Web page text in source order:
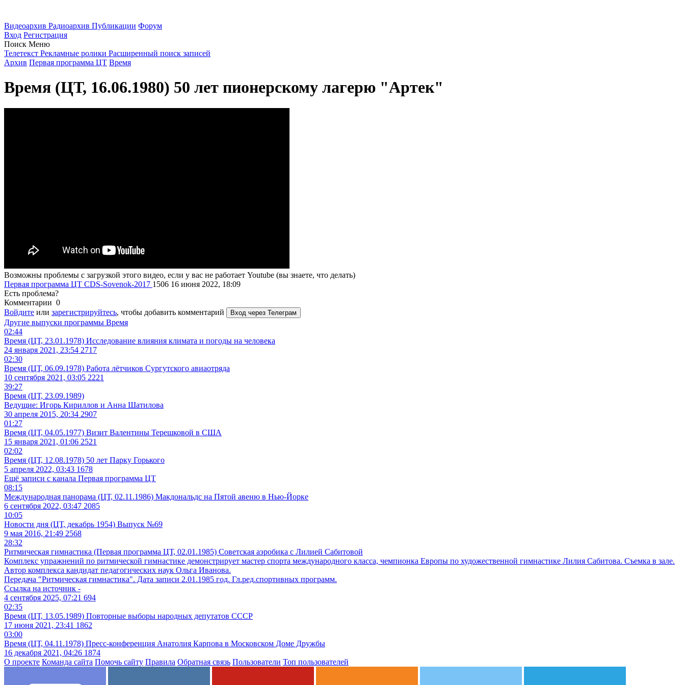
Видеоархив Радиоархив Публикации Форум
Вход Регистрация
Поиск Меню
Телетекст Рекламные ролики Расширенный поиск записей
Архив Первая программа ЦТ Время
Время (ЦТ, 16.06.1980) 50 лет пионерскому лагерю "Артек"
Возможны проблемы с загрузкой этого видео, если у вас не работает Youtube (вы знаете, что делать)
Первая программа ЦТ CDS-Sovenok-2017 1506 16 июня 2022, 18:09
Есть проблема?
Комментарии 0
Войдите или зарегистрируйтесь, чтобы добавить комментарий Вход через Телеграм
Другие выпуски программы Время
02:44
Время (ЦТ, 23.01.1978) Исследование влияния климата и погоды на человека
24 января 2021, 23:54 2717
02:30
Время (ЦТ, 06.09.1978) Работа лётчиков Сургутского авиаотряда
10 сентября 2021, 03:05 2221
39:27
Время (ЦТ, 23.09.1989)
Ведущие: Игорь Кириллов и Анна Шатилова
30 апреля 2015, 20:34 2907
01:27
Время (ЦТ, 04.05.1977) Визит Валентины Терешковой в США
15 января 2021, 01:06 2521
02:02
Время (ЦТ, 12.08.1978) 50 лет Парку Горького
5 апреля 2022, 03:43 1678
Ещё записи с канала Первая программа ЦТ
08:15
Международная панорама (ЦТ, 02.11.1986) Макдональдс на Пятой авеню в Нью-Йорке
6 сентября 2022, 03:47 2085
10:05
Новости дня (ЦТ, декабрь 1954) Выпуск №69
9 мая 2016, 21:49 2568
28:32
Ритмическая гимнастика (Первая программа ЦТ, 02.01.1985) Советская аэробика с Лилией Сабитовой
Комплекс упражнений по ритмической гимнастике демонстрирует мастер спорта международного класса, чемпионка Европы по художественной гимнастике Лилия Сабитова. Съемка в зале.
Автор комплекса кандидат педагогических наук Ольга Иванова.
Передача "Ритмическая гимнастика". Дата записи 2.01.1985 год. Гл.ред.спортивных программ.
Ссылка на источник -
4 сентября 2025, 07:21 694
02:35
Время (ЦТ, 13.05.1989) Повторные выборы народных депутатов СССР
17 июня 2021, 23:41 1862
03:00
Время (ЦТ, 04.11.1978) Пресс-конференция Анатолия Карпова в Московском Доме Дружбы
16 декабря 2021, 04:26 1874
О проекте Команда сайта Помочь сайту Правила Обратная связь Пользователи Топ пользователей